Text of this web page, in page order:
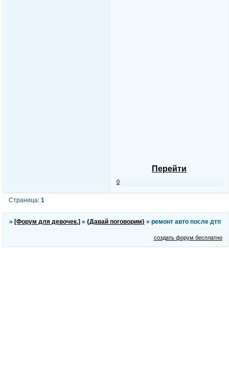
Перейти
0
Страница:1
»[Форум для девочек.] »{Давай поговорим} »ремонт авто после дтп
создать форум бесплатно